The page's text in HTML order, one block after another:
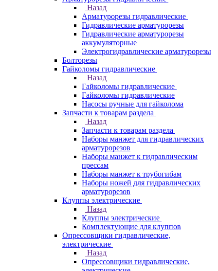
Назад
Арматурорезы гидравлические
Гидравлические арматурорезы
Гидравлические арматурорезы
аккумуляторные
Электрогидравлические арматурорезы
Болторезы
Гайколомы гидравлические
Назад
Гайколомы гидравлические
Гайколомы гидравлические
Насосы ручные для гайколома
Запчасти к товарам раздела
Назад
Запчасти к товарам раздела
Наборы манжет для гидравлических
арматурорезов
Наборы манжет к гидравлическим
прессам
Наборы манжет к трубогибам
Наборы ножей для гидравлических
арматурорезов
Клуппы электрические
Назад
Клуппы электрические
Комплектующие для клуппов
Опрессовщики гидравлические,
электрические
Назад
Опрессовщики гидравлические,